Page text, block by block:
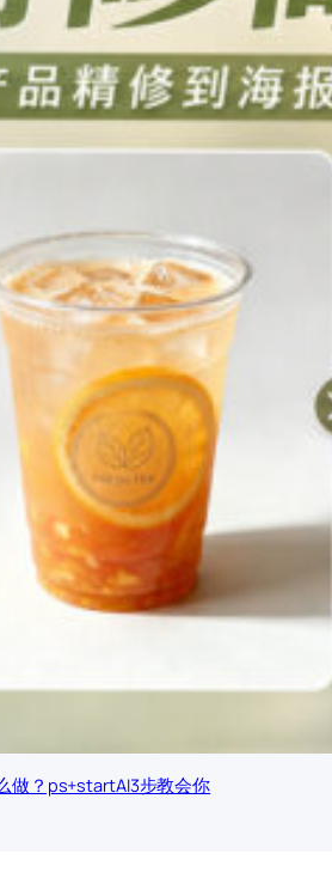
做？ps+startAI3步教会你